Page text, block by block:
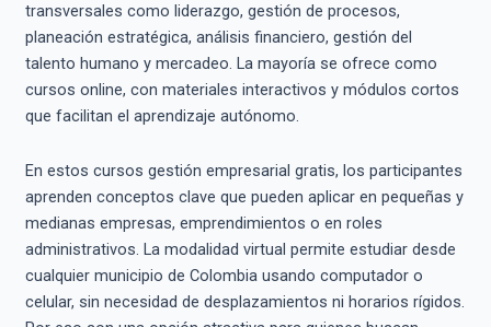
transversales como liderazgo, gestión de procesos,
planeación estratégica, análisis financiero, gestión del
talento humano y mercadeo. La mayoría se ofrece como
cursos online, con materiales interactivos y módulos cortos
que facilitan el aprendizaje autónomo.
En estos cursos gestión empresarial gratis, los participantes
aprenden conceptos clave que pueden aplicar en pequeñas y
medianas empresas, emprendimientos o en roles
administrativos. La modalidad virtual permite estudiar desde
cualquier municipio de Colombia usando computador o
celular, sin necesidad de desplazamientos ni horarios rígidos.